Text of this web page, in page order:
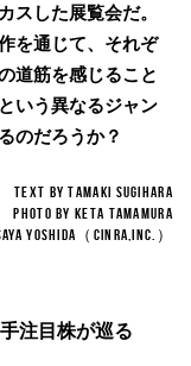
スした展覧会だ。
を通じて、それぞ
道筋を感じること
いう異なるジャン
のだろうか？
TEXT BY TAMAKI SUGIHARA
PHOTO BY KETA TAMAMURA
YOSHIDA（CINRA,inc.）
注目株が巡る